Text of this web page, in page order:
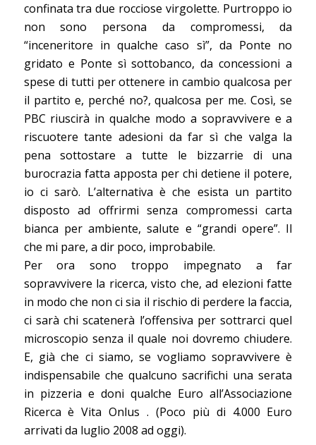
confinata tra due rocciose virgolette. Purtroppo io
non sono persona da compromessi, da
“inceneritore in qualche caso sì”, da Ponte no
gridato e Ponte sì sottobanco, da concessioni a
spese di tutti per ottenere in cambio qualcosa per
il partito e, perché no?, qualcosa per me. Così, se
PBC riuscirà in qualche modo a sopravvivere e a
riscuotere tante adesioni da far sì che valga la
pena sottostare a tutte le bizzarrie di una
burocrazia fatta apposta per chi detiene il potere,
io ci sarò. L’alternativa è che esista un partito
disposto ad offrirmi senza compromessi carta
bianca per ambiente, salute e “grandi opere”. Il
che mi pare, a dir poco, improbabile.
Per ora sono troppo impegnato a far
sopravvivere la ricerca, visto che, ad elezioni fatte
in modo che non ci sia il rischio di perdere la faccia,
ci sarà chi scatenerà l’offensiva per sottrarci quel
microscopio senza il quale noi dovremo chiudere.
E, già che ci siamo, se vogliamo sopravvivere è
indispensabile che qualcuno sacrifichi una serata
in pizzeria e doni qualche Euro all’Associazione
Ricerca è Vita Onlus . (Poco più di 4.000 Euro
arrivati da luglio 2008 ad oggi).